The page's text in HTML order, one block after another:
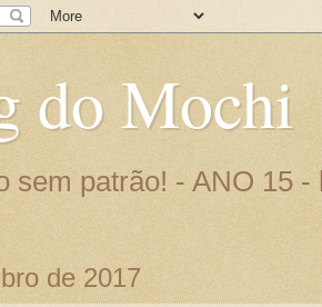
do Mochi
sem patrão! - ANO 15
de 2017